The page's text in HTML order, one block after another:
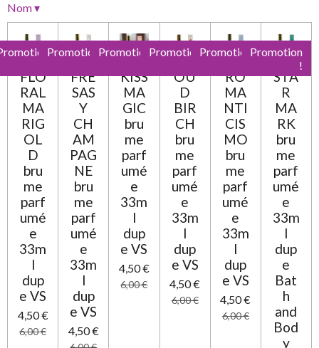
o
:
e e
s
e
s
e
s
e
s
a
Nom▾
FLO
RAL
MA
RIG
OL
D
bru
me
parf
umé
e
33m
l
dup
e VS
4,50 €
6,00 €
Promotion
FRE
SAS
Y
CH
AM
PAG
NE
bru
me
parf
umé
e
33m
l
dup
e VS
4,50 €
Promotion
KISS
MA
GIC
bru
me
parf
umé
e
33m
l
dup
e VS
4,50 €
6,00 €
Promotion
OU
D
BIR
CH
bru
me
parf
umé
e
33m
l
dup
e VS
4,50 €
6,00 €
Promotion
RO
MA
NTI
CIS
MO
bru
me
parf
umé
e
33m
l
dup
e VS
4,50 €
6,00 €
Promotion
!
STA
R
MA
RK
bru
me
parf
umé
e
33m
l
dup
e
Bat
h
and
Bod
y